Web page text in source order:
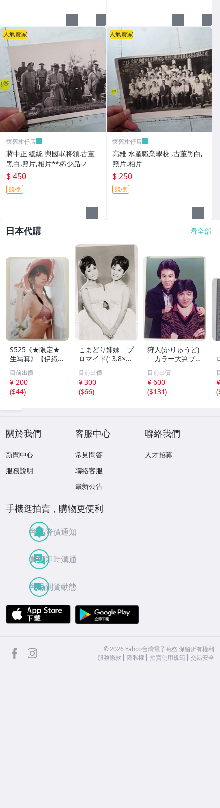
人氣賣家
懷舊柑仔店
蔣中正 總統 與國軍將領,古董
黑白,照片,相片**稀少品-2
$ 450
競標
人氣賣家
懷舊柑仔店
高雄 水產職業學校 ,古董黑白,
照片,相片
$ 250
競標
日本代購 看全部
S525《★限定★
生写真》【伊織も
え】ビッグコミッ
クスピリッツ 202
6年8月3日号 ★セ
ブンネット限定特
目前出價
¥ 200
($44)
こまどり姉妹 プ
ロマイド(13.8×8.
5cm) 1枚●bn.4
6
目前出價
¥ 300
($66)
狩人(かりゅうど)
カラー大判プロ
マイド(18×13cm)
1枚●bn.48
目前出價
¥ 600
($131)
(
關於我們
新聞中心
服務說明
客服中心
常見問答
聯絡客服
最新公告
聯絡我們
人才招募
手機逛拍賣，購物更便利
商品降價通知
買賣即時溝通
商品到貨動態
APP Store
facebook ©2026 Yahoo台灣電子商務 保留所有權利
服務條款
隱私權 拍賣使用規範 交易安全